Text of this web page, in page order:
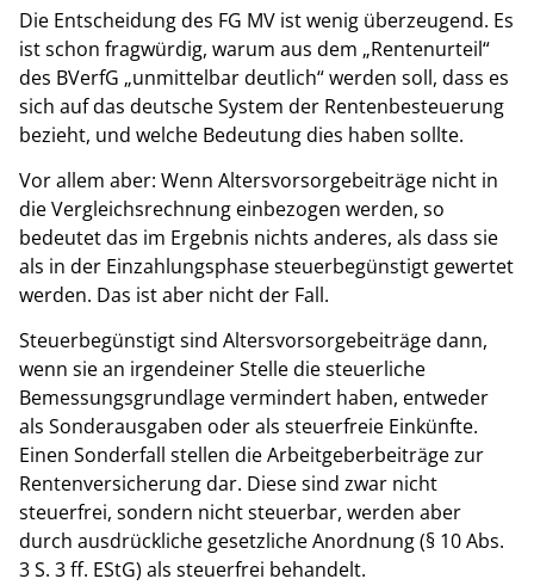
Die Entscheidung des FG MV ist wenig überzeugend. Es
ist schon fragwürdig, warum aus dem „Rentenurteil“
des BVerfG „unmittelbar deutlich“ werden soll, dass es
sich auf das deutsche System der Rentenbesteuerung
bezieht, und welche Bedeutung dies haben sollte.
Vor allem aber: Wenn Altersvorsorgebeiträge nicht in
die Vergleichsrechnung einbezogen werden, so
bedeutet das im Ergebnis nichts anderes, als dass sie
als in der Einzahlungsphase steuerbegünstigt gewertet
werden. Das ist aber nicht der Fall.
Steuerbegünstigt sind Altersvorsorgebeiträge dann,
wenn sie an irgendeiner Stelle die steuerliche
Bemessungsgrundlage vermindert haben, entweder
als Sonderausgaben oder als steuerfreie Einkünfte.
Einen Sonderfall stellen die Arbeitgeberbeiträge zur
Rentenversicherung dar. Diese sind zwar nicht
steuerfrei, sondern nicht steuerbar, werden aber
durch ausdrückliche gesetzliche Anordnung (§ 10 Abs.
3 S. 3 ff. EStG) als steuerfrei behandelt.